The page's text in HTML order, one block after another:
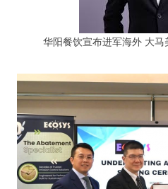
华阳餐饮宣布进军海外 大